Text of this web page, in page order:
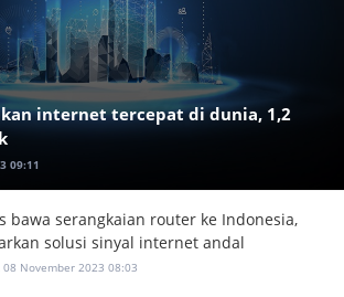
internet tercepat di dunia, 1,2
09:11
bawa serangkaian router ke Indonesia,
solusi sinyal internet andal
08 November 2023 08:03